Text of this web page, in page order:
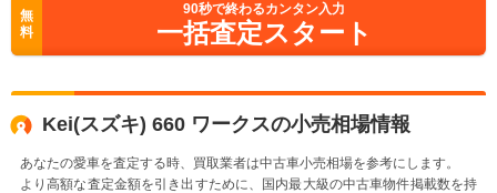
無
料
90秒で終わるカンタン入力
一括査定スタート
Kei(スズキ) 660 ワークスの小売相場情報
あなたの愛車を査定する時、買取業者は中古車小売相場を参考にします。
より高額な査定金額を引き出すために、国内最大級の中古車物件掲載数を持